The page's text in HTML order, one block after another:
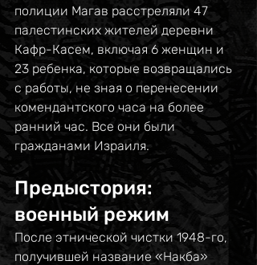
полиции Магав расстреляли 47
палестинских жителей деревни
Кафр-Касем, включая 6 женщин и
23 ребенка, которые возвращались
с работы, не зная о перенесении
комендантского часа на более
ранний час. Все они были
гражданами Израиля.
Предыстория:
военный режим
После этнической чистки 1948-го,
получившей название «Накба»